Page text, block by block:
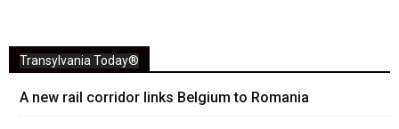
Transylvania Today®
A new rail corridor links Belgium to Romania